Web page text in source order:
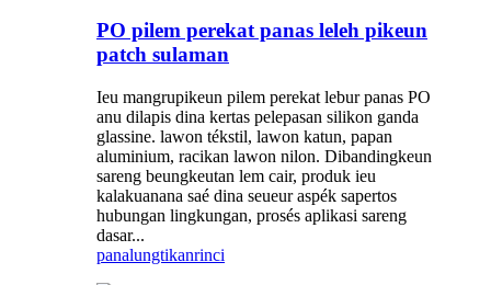
PO pilem perekat panas leleh pikeun
patch sulaman
Ieu mangrupikeun pilem perekat lebur panas PO
anu dilapis dina kertas pelepasan silikon ganda
glassine. lawon tékstil, lawon katun, papan
aluminium, racikan lawon nilon. Dibandingkeun
sareng beungkeutan lem cair, produk ieu
kalakuanana saé dina seueur aspék sapertos
hubungan lingkungan, prosés aplikasi sareng
dasar...
panalungtikanrinci